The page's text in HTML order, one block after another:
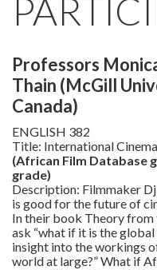
Professors
Thain (McGill
Canada)
ENGLISH 382
Title: International
(African Film Database
grade)
Description: Filmmaker
is good for the future of
In their book Theory from
ask “what if it is the
insight into the workings
world at large?” What if